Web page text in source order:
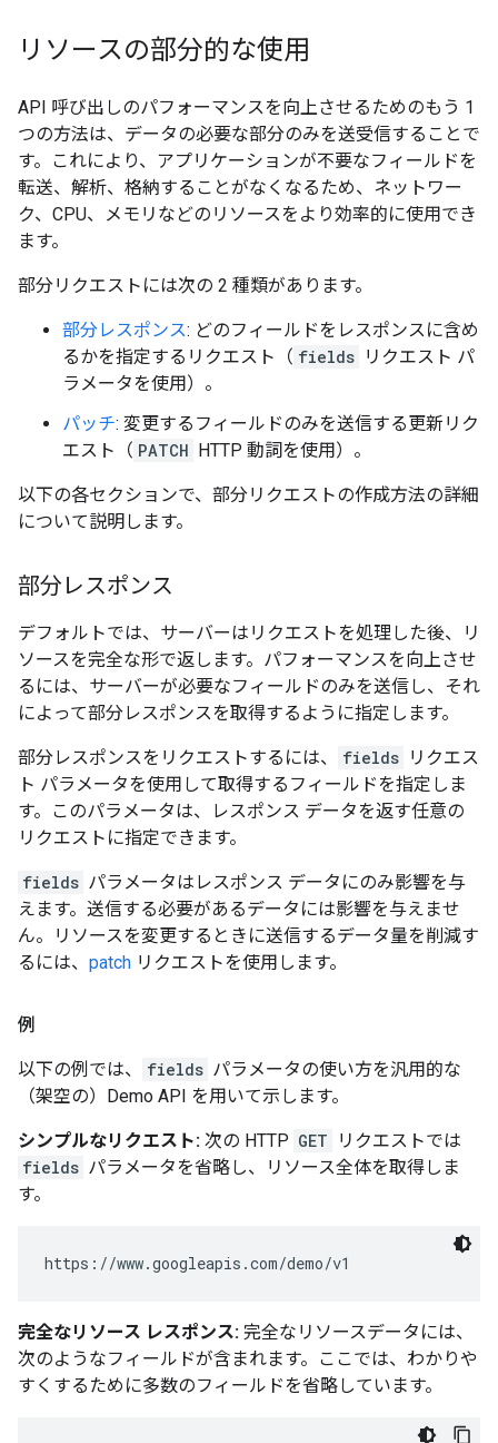
リソースの部分的な使用
API 呼び出しのパフォーマンスを向上させるためのもう 1
つの方法は、データの必要な部分のみを送受信することで
す。これにより、アプリケーションが不要なフィールドを
転送、解析、格納することがなくなるため、ネットワー
ク、CPU、メモリなどのリソースをより効率的に使用でき
ます。
部分リクエストには次の 2 種類があります。
部分レスポンス: どのフィールドをレスポンスに含め
るかを指定するリクエスト（ fields リクエスト パ
ラメータを使用）。
パッチ: 変更するフィールドのみを送信する更新リク
エスト（ PATCH HTTP 動詞を使用）。
以下の各セクションで、部分リクエストの作成方法の詳細
について説明します。
部分レスポンス
デフォルトでは、サーバーはリクエストを処理した後、リ
ソースを完全な形で返します。パフォーマンスを向上させ
るには、サーバーが必要なフィールドのみを送信し、それ
によって部分レスポンスを取得するように指定します。
部分レスポンスをリクエストするには、 fields リクエス
ト パラメータを使用して取得するフィールドを指定しま
す。このパラメータは、レスポンス データを返す任意の
リクエストに指定できます。
fields パラメータはレスポンス データにのみ影響を与
えます。送信する必要があるデータには影響を与えませ
ん。リソースを変更するときに送信するデータ量を削減す
るには、 patch リクエストを使用します。
例
以下の例では、 fields パラメータの使い方を汎用的な
（架空の）Demo API を用いて示します。
シンプルなリクエスト: 次の HTTP GET
リクエストでは
fields パラメータを省略し、リソース全体を取得しま
す。
完全なリソース レスポンス: 完全なリソースデータには、
次のようなフィールドが含まれます。ここでは、わかりや
すくするために多数のフィールドを省略しています。